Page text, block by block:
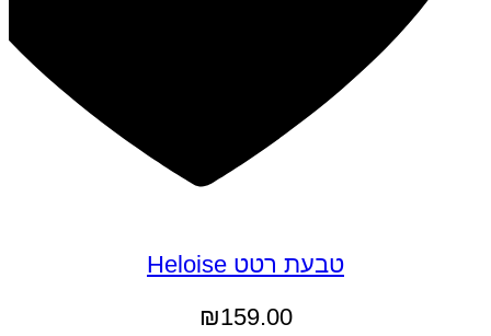
טבעת רטט Heloise
₪159.00